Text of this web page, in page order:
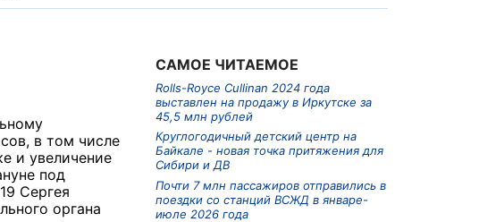
в том числе
и увеличение
под
Сергея
органа
САМОЕ ЧИТАЕМОЕ
Rolls-Royce Cullinan 2024 года
выставлен на продажу в Иркутске за
45,5 млн рублей
Круглогодичный детский центр на
Байкале - новая точка притяжения для
Сибири и ДВ
Почти 7 млн пассажиров отправились в
поездки со станций ВСЖД в январе-
июле 2026 года